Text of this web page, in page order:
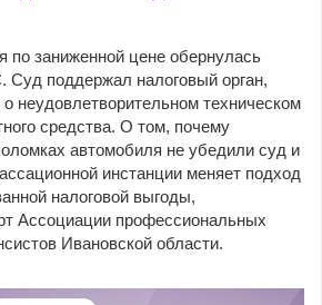
по заниженной цене обернулась
поддержал налоговый орган,
неудовлетворительном техническом
средства. О том, почему
автомобиля не убедили суд и
инстанции меняет подход
налоговой выгоды,
Ассоциации профессиональных
Ивановской области.